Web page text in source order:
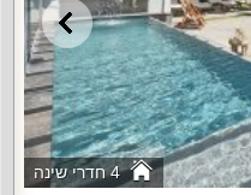
4 חדרי שינה